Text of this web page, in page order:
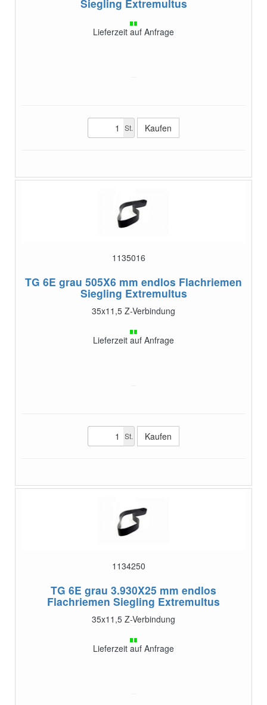
Siegling Extremultus
Lieferzeit auf Anfrage
St.
1135016
TG 6E grau 505X6 mm endlos Flachriemen
Siegling Extremultus
35x11,5 Z-Verbindung
Lieferzeit auf Anfrage
St.
1134250
TG 6E grau 3.930X25 mm endlos
Flachriemen Siegling Extremultus
35x11,5 Z-Verbindung
Lieferzeit auf Anfrage